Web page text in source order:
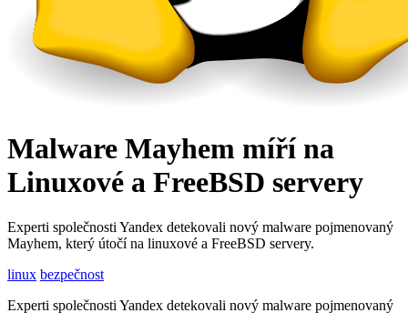
Malware Mayhem míří na
Linuxové a FreeBSD servery
Experti společnosti Yandex detekovali nový malware pojmenovaný
Mayhem, který útočí na linuxové a FreeBSD servery.
linux bezpečnost
Experti společnosti Yandex detekovali nový malware pojmenovaný